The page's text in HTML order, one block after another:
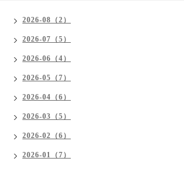
2026-08（2）
2026-07（5）
2026-06（4）
2026-05（7）
2026-04（6）
2026-03（5）
2026-02（6）
2026-01（7）